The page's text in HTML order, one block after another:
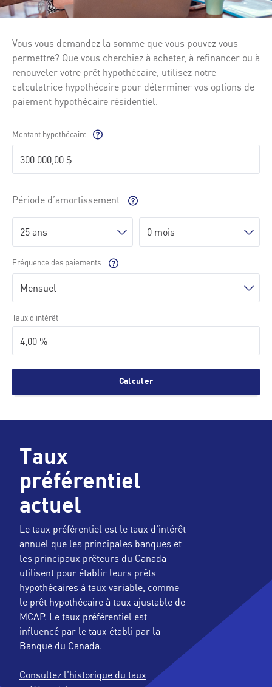
Vous vous demandez la somme que vous pouvez vous
permettre? Que vous cherchiez à acheter, à refinancer ou à
renouveler votre prêt hypothécaire, utilisez notre
calculatrice hypothécaire pour déterminer vos options de
paiement hypothécaire résidentiel.
Montant hypothécaire
Période d’amortissement
Fréquence des paiements
Taux d’intérêt
Calculer
Taux
préférentiel
actuel
Le taux préférentiel est le taux d'intérêt
annuel que les principales banques et
les principaux prêteurs du Canada
utilisent pour établir leurs prêts
hypothécaires à taux variable, comme
le prêt hypothécaire à taux ajustable de
MCAP. Le taux préférentiel est
influencé par le taux établi par la
Banque du Canada.
Consultez l'historique du taux